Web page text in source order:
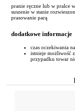
pranie ręczne lub w pralce
suszenie w stanie
prasowanie parą
dodatkowe informacje
czas oczekiwania
istnieje możliwość
przypadku towar